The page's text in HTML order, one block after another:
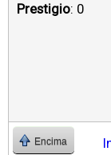
Prestigio: 0
Encima